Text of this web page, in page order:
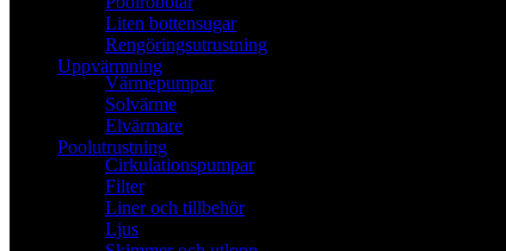
Liten bottensugar
Rengöringsutrustning
Uppvärmning
Värmepumpar
Solvärme
Elvärmare
Poolutrustning
Cirkulationspumpar
Filter
Liner och tillbehör
Ljus